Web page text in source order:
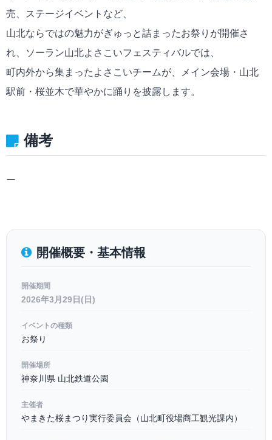
売、ステージイベントなど、
山北ならではの魅力がぎゅっと詰まったお祭りが開催さ
れ、ソーラン山北よさこいフェスティバルでは、
町内外から集まったよさこいチームが、メイン会場・山北
駅前・桜並木で華やかに踊りを披露します。
備考
ー
開催概要・基本情報
開催期間
2026年3月29日(日)
イベントの種類
お祭り
開催場所
神奈川県 山北鉄道公園
主催者
やまきた桜まつり実行委員会（山北町役場商工観光課内）